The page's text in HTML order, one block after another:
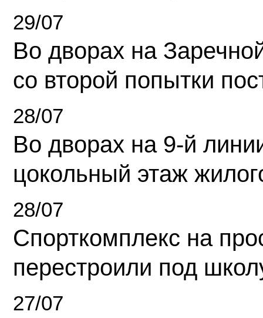
29/07
Во дворах на
со второй попытки
28/07
Во дворах на 9-й
цокольный этаж
28/07
Спорткомплекс на
перестроили под
27/07